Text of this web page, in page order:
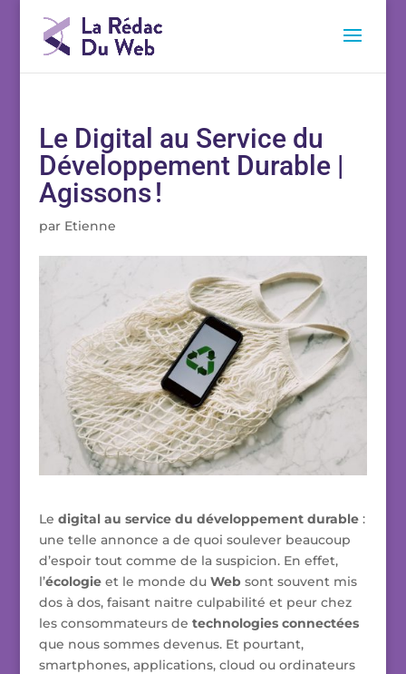
Le Digital au Service du
Développement Durable |
Agissons !
par Etienne
Le digital au service du développement durable:
une telle annonce a de quoi soulever beaucoup
d’espoir tout comme de la suspicion. En effet,
l’écologieet le monde du Websont souvent mis
dos à dos, faisant naitre culpabilité et peur chez
les consommateurs de technologies connectées
que nous sommes devenus. Et pourtant,
smartphones, applications, cloud ou ordinateurs